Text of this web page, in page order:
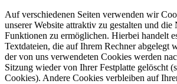
Auf verschiedenen Seiten verwenden wir
unserer Website attraktiv zu gestalten und die
Funktionen zu ermöglichen. Hierbei handelt
Textdateien, die auf Ihrem Rechner abgelegt
der von uns verwendeten Cookies werden
Sitzung wieder von Ihrer Festplatte gelöscht
Cookies). Andere Cookies verbleiben auf